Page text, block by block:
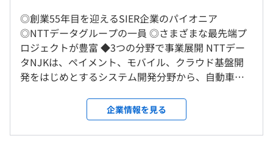
◆システム開発
ソフトウェア開発事業は当社の中核事業です。創業以来、
汎用コンピュータ、サーバ、PCなどを対象に、あらゆる
コンピュータシステムのソフトウェア開発を手がけてきま
した。当社の技術は社会の日常でいつも触れているものば
決済、金融、保険、エンタープライズ、交通を中心とし
た、各種業務システムの開発、基盤環境構築、テクニカル
支援サービスを提供しています。
能です。実施頻度は部署やプロジェクトにより異なりま
す。
就業場所の変更範囲
＜雇入時＞
本社、首都圏オフィス、関西事業所、北陸事業所 （自宅
でのテレワーク勤務を含む）
休憩時間：60分
平均残業時間：17.5時間／月（2024年度実績）※水曜日
はノー残業デーとしています。
・完全週休2日制（土日祝休み）
・有給休暇：12日～12日（初年度12日、次年度15日、最
研修の有無及び内容
プログラム言語やシステム設計手法に至るまでさまざまな
充実した研修制度が準備され、基礎（初歩）からじっくり
と学んでいただきます。
■新入社員技術研修（2025年 実績）
１.通信教育による研修（入社前）
◎創業55年目を迎えるSIER企業のパイオニア
◎NTTデータグループの一員 ◎さまざまな最先端プ
ロジェクトが豊富 ◆3つの分野で事業展開 NTTデー
タNJKは、ペイメント、モバイル、クラウド基盤開
発をはじめとするシステム開発分野から、自動車、
野、OCR、マンション管理システムなどの当社オリ
ジナルソリューションやVRなどの新規事業を展開す
るソリューションサービス分野まで幅広いITビジネ
企業情報を見る